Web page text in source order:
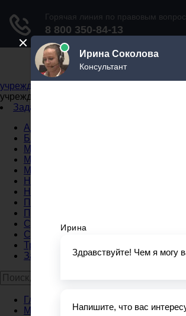
Не официальный справочник
учреждений
учреждений
Задать вопрос юристу
Администрации
Бланки
МВД
Миграционные службы
МФЦ
Налоговые инспекции
Нотариусы
Почта
Прокуратура
Судебные приставы
Суды
Трудовые инспекции
Задать вопрос юристу
Главная
Миграционные службы